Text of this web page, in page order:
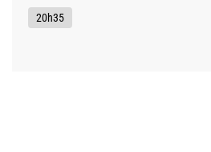
20h35